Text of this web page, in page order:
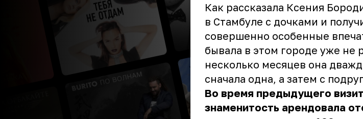
Как рассказала Ксения
в Стамбуле с дочками и
совершенно особенные
бывала в этом городе уже не
несколько месяцев она
сначала одна, а затем с
Во время предыдущего
знаменитость арендовала